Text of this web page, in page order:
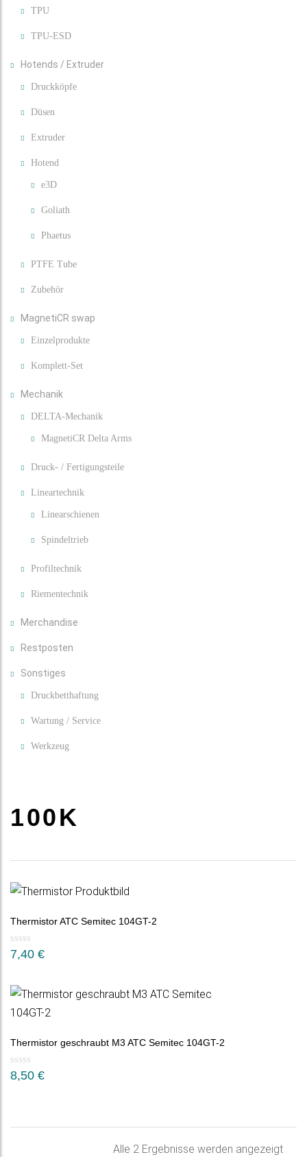
TPU
TPU-ESD
Hotends / Extruder
Druckköpfe
Düsen
Extruder
Hotend
e3D
Goliath
Phaetus
PTFE Tube
Zubehör
MagnetiCR swap
Einzelprodukte
Komplett-Set
Mechanik
DELTA-Mechanik
MagnetiCR Delta Arms
Druck- / Fertigungsteile
Lineartechnik
Linearschienen
Spindeltrieb
Profiltechnik
Riementechnik
Merchandise
Restposten
Sonstiges
Druckbetthaftung
Wartung / Service
Werkzeug
100K
Thermistor ATC Semitec 104GT-2
7,40 €
Thermistor geschraubt M3 ATC Semitec 104GT-2
8,50 €
Alle 2 Ergebnisse werden angezeigtNach